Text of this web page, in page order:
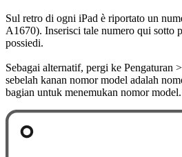
Sul retro di ogni iPad è riportato un
A1670). Inserisci tale numero qui sotto
possiedi.
Sebagai alternatif, pergi ke Pengaturan
sebelah kanan nomor model adalah
bagian untuk menemukan nomor model.